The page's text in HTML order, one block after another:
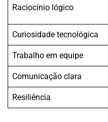
Raciocínio lógico
Curiosidade tecnológica
Trabalho em equipe
Comunicação clara
Resiliência